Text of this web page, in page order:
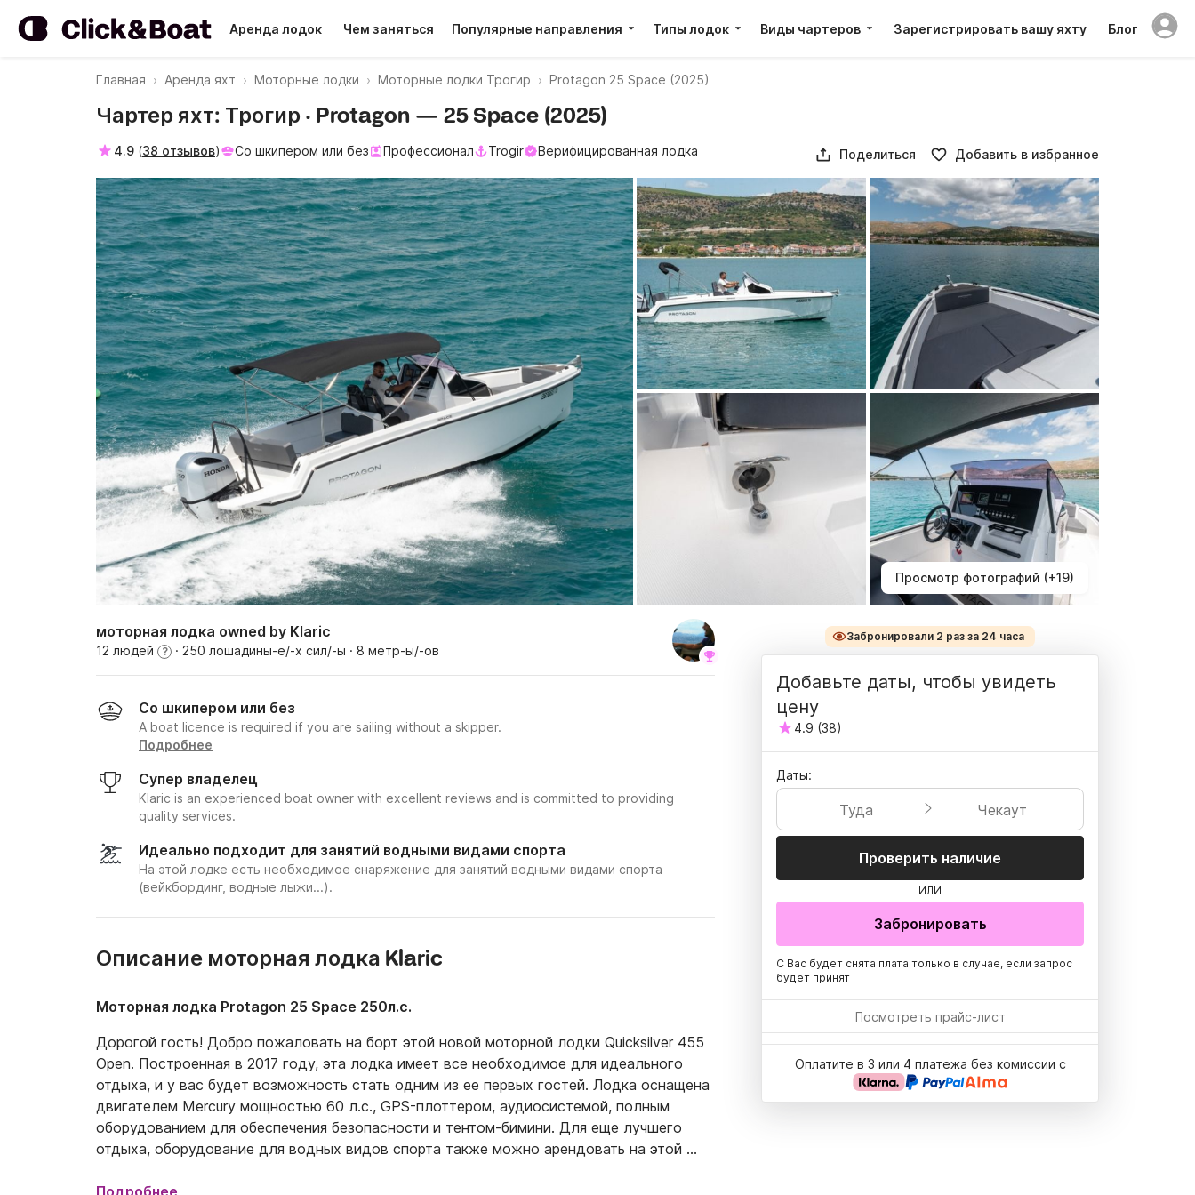
Аренда лодок Чем заняться Популярные направления Типы лодок Виды чартеров Зарегистрировать вашу яхту Блог
Главная Аренда яхт Моторные лодки Моторные лодки Трогир Protagon 25 Space (2025)
Просмотр фотографий (+19)
Чартер яхт: Трогир · Protagon — 25 Space (2025)
4.9 (38 отзывов) Со шкипером или без Профессионал Trogir Верифицированная лодка Поделиться Добавить в избранное
моторная лодка owned by Klaric
12 людей ? · 250 лошадины-е/-х сил/-ы · 8 метр-ы/-ов
Со шкипером или без
A boat licence is required if you are sailing without a skipper.
Подробнее
Супер владелец
Klaric is an experienced boat owner with excellent reviews and is committed to providing
quality services.
Идеально подходит для занятий водными видами спорта
На этой лодке есть необходимое снаряжение для занятий водными видами спорта
(вейкбординг, водные лыжи...).
Описание моторная лодка Klaric
Моторная лодка Protagon 25 Space 250л.с.
Дорогой гость! Добро пожаловать на борт этой новой моторной лодки Quicksilver 455
Open. Построенная в 2017 году, эта лодка имеет все необходимое для идеального
отдыха, и у вас будет возможность стать одним из ее первых гостей. Лодка оснащена
двигателем Mercury мощностью 60 л.с., GPS-плоттером, аудиосистемой, полным
оборудованием для обеспечения безопасности и тентом-бимини. Для еще лучшего
отдыха, оборудование для водных видов спорта также можно арендовать на этой
Хорватии с друзьями или семьей и хотите исследовать Хорватию на лодке, тогда этот
Подробнее
Забронировали 2 раз за 24 часа
Добавьте даты, чтобы увидеть
цену
4.9 (38)
Даты:
Туда Чекаут
Проверить наличие
ИЛИ
Забронировать
С Вас будет снята плата только в случае, если запрос
будет принят
Посмотреть прайс-лист
Оплатите в 3 или 4 платежа без комиссии с